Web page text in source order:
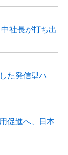
社長が打ち出
た発信型ハ
促進へ、日本